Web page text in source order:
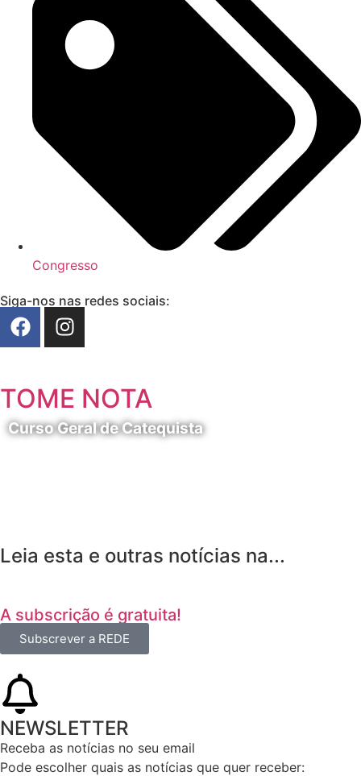
Congresso
Siga-nos nas redes sociais:
TOME NOTA
Curso Geral de Catequista
Leia esta e outras notícias na...
A subscrição é gratuita!
Subscrever a REDE
NEWSLETTER
Receba as notícias no seu email​
Pode escolher quais as notícias que quer receber: